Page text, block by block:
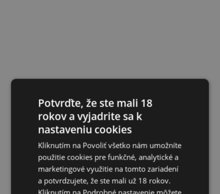
Potvrďte, že ste mali 18
rokov a vyjadrite sa k
nastaveniu cookies
Kliknutím na Povoliť všetko nám umožníte
použitie cookies pre funkčné, analytické a
marketingové využitie na tomto zariadení
a potvrdzujete, že ste mali už 18 rokov.